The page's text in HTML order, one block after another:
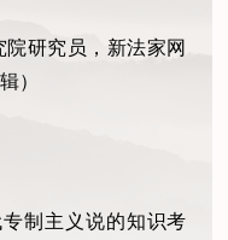
院研究员，新法家网
）
制主义说的知识考